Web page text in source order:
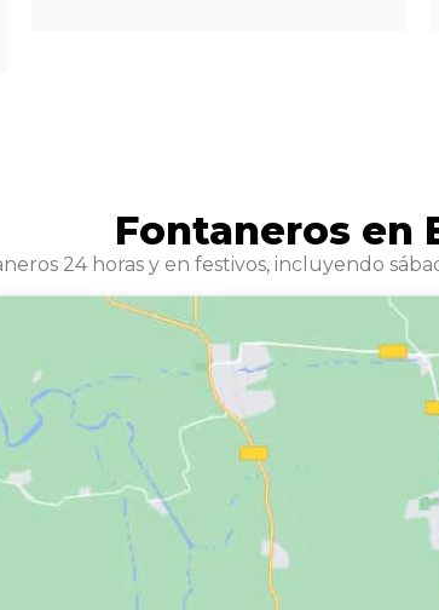
Fontaneros en
24 horas y en festivos, incluyendo